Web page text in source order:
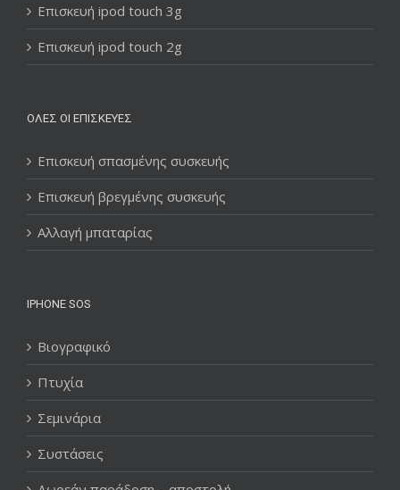
Επισκευή ipod touch 3g
Επισκευή ipod touch 2g
ΌΛΕΣ ΟΙ ΕΠΙΣΚΕΥΈΣ
Επισκευή σπασμένης συσκευής
Επισκευή βρεγμένης συσκευής
Αλλαγή μπαταρίας
IPHONE SOS
Βιογραφικό
Πτυχία
Σεμινάρια
Συστάσεις